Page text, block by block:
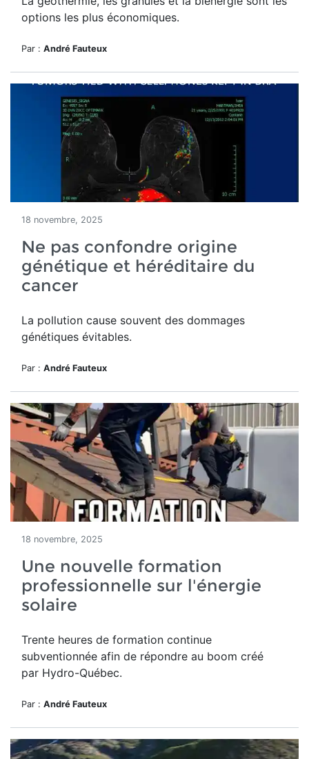
options les plus économiques.
Par : André Fauteux
18 novembre, 2025
Ne pas confondre origine
génétique et héréditaire du
cancer
La pollution cause souvent des dommages
génétiques évitables.
Par : André Fauteux
18 novembre, 2025
Une nouvelle formation
professionnelle sur l'énergie
solaire
Trente heures de formation continue
subventionnée afin de répondre au boom créé
par Hydro-Québec.
Par : André Fauteux